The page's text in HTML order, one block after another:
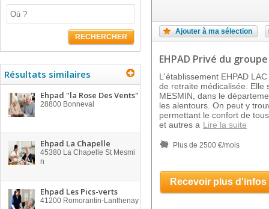
RECHERCHER
Résultats similaires
Ehpad "la Rose Des Vents"
28800 Bonneval
Ehpad La Chapelle
45380 La Chapelle St Mesmi
n
Ehpad Les Pics-verts
41200 Romorantin-Lanthenay
Ajouter à ma sélection
EHPAD Privé du groupe
L'établissement EHPAD
de retraite médicalisée. Elle
MESMIN, dans le
les alentours. On peut y
permettant le confort de
et autres a Lire la suite
Plus de 2500 €/mois
Recevoir plus d'infos